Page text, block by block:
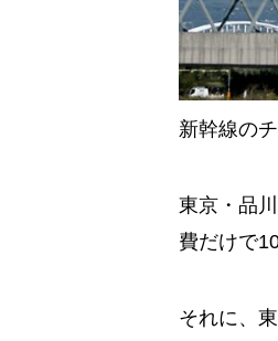
新幹線の
東京・品
費だけで
それに、